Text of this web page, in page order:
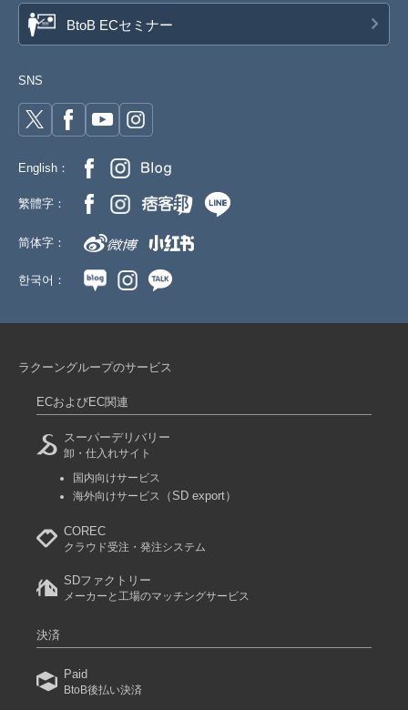
BtoB ECセミナー
SNS
English：
繁體字：
简体字：
한국어：
ラクーングループのサービス
ECおよびEC関連
スーパーデリバリー
卸・仕入れサイト
国内向けサービス
海外向けサービス
（SD export）
COREC
クラウド受注・発注システム
SDファクトリー
メーカーと工場のマッチングサービス
決済
Paid
BtoB後払い決済